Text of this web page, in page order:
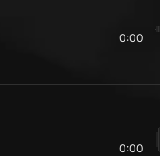
0:00
0:00